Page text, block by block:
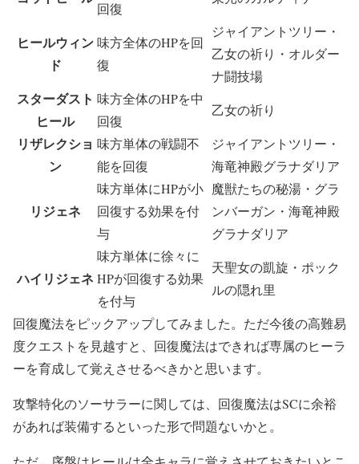
回復
ヒールウィン
ド
味方全体のHPを回
復
ジャイアントツリー・
乙女の祈り・オルダー
ナ闘技場
スターダスト
ヒール
味方全体のHPを中
回復
乙女の祈り
リザレクショ
ン
味方単体の戦闘不
能を回復
ジャイアントツリー・
海竜神殿グラナダリア
リジェネ
味方単体にHPが小
回復する効果を付
与
魔獣たちの秘湯・グラ
ンバーガン・海竜神殿
グラナダリア
ハイリジェネ
味方単体に徐々に
HPが回復する効果
を付与
天聖女の凱旋・ポック
ルの隠れ里
回復魔法をピックアップしてみました。ただ今後の高難易
度クエストを見越すと、回復魔法はできれば専属のヒーラ
ーを育成して覚えさせるべきかと思います。
攻撃特化のソーサラーに関しては、回復魔法はSCに余裕
があれば装備するといった形で問題ないかと。